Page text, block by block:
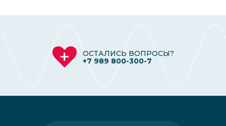
ОСТАЛИСЬ ВОПРОСЫ?
+7 989 800-300-7